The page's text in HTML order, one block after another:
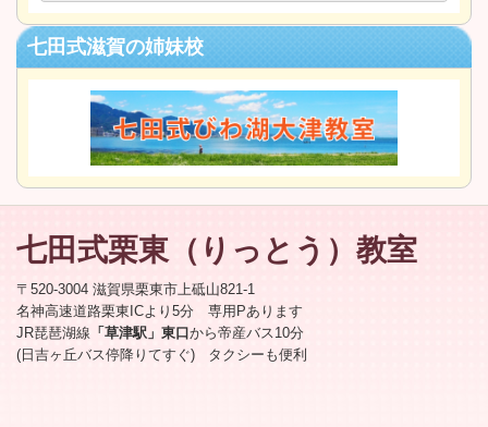
七田式滋賀の姉妹校
七田式栗東 （りっとう） 教室
〒520-3004 滋賀県栗東市上砥山821-1
名神高速道路栗東ICより5分 専用Pあります
JR琵琶湖線 「草津駅」東口から帝産バス10分
(日吉ヶ丘バス停降りてすぐ) タクシーも便利